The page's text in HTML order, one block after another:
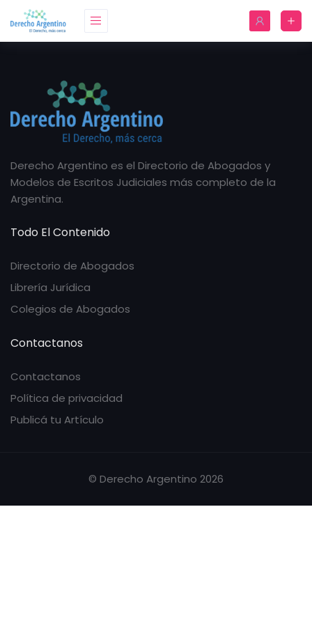
Derecho Argentino es el Directorio de Abogados y
Modelos de Escritos Judiciales más completo de la
Argentina.
Todo El Contenido
Directorio de Abogados
Librería Jurídica
Colegios de Abogados
Contactanos
Contactanos
Política de privacidad
Publicá tu Artículo
© Derecho Argentino 2026